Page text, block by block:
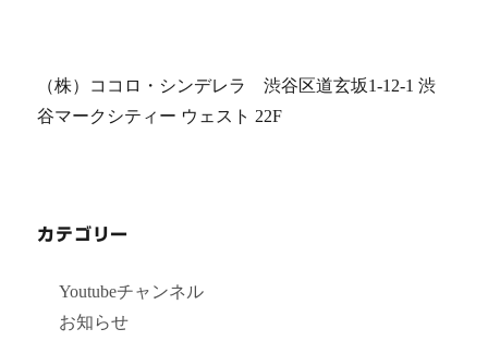
（株）ココロ・シンデレラ 渋谷区道玄坂1-12-1 渋
谷マークシティー ウェスト 22F
カテゴリー
Youtubeチャンネル
お知らせ